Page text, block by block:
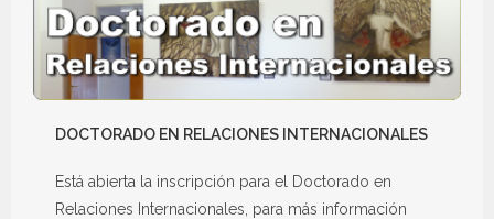
DOCTORADO EN RELACIONES INTERNACIONALES
Está abierta la inscripción para el Doctorado en
Relaciones Internacionales, para más información